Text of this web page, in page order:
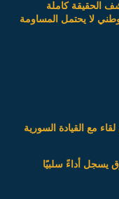
الحقيقة كاملة
لا يحتمل المساومة
مع القيادة السورية
يسجل أداءً سلبيًا